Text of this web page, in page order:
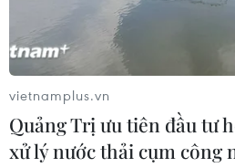
vietnamplus.vn
Quảng Trị ưu tiên đầu tư
xử lý nước thải cụm công